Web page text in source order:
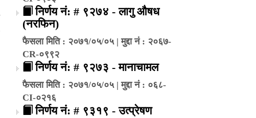
निर्णय नं: # ९२७४ - लागु औषध
(नरफिन)
फैसला मिति : २०७१/०५/०५ | मुद्दा नं : २०६७-
CR-०९९२
निर्णय नं: # ९२७३ - मानाचामल
फैसला मिति : २०७१/०५/०५ | मुद्दा नं : ०६८-
CI-०२१६
निर्णय नं: # ९३१९ - उत्प्रेषण